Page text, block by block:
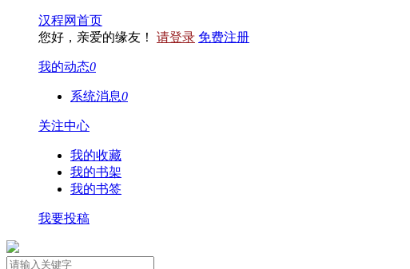
汉程网首页
您好，亲爱的缘友！ 请登录 免费注册
我的动态0
系统消息0
关注中心
我的收藏
我的书架
我的书签
我要投稿